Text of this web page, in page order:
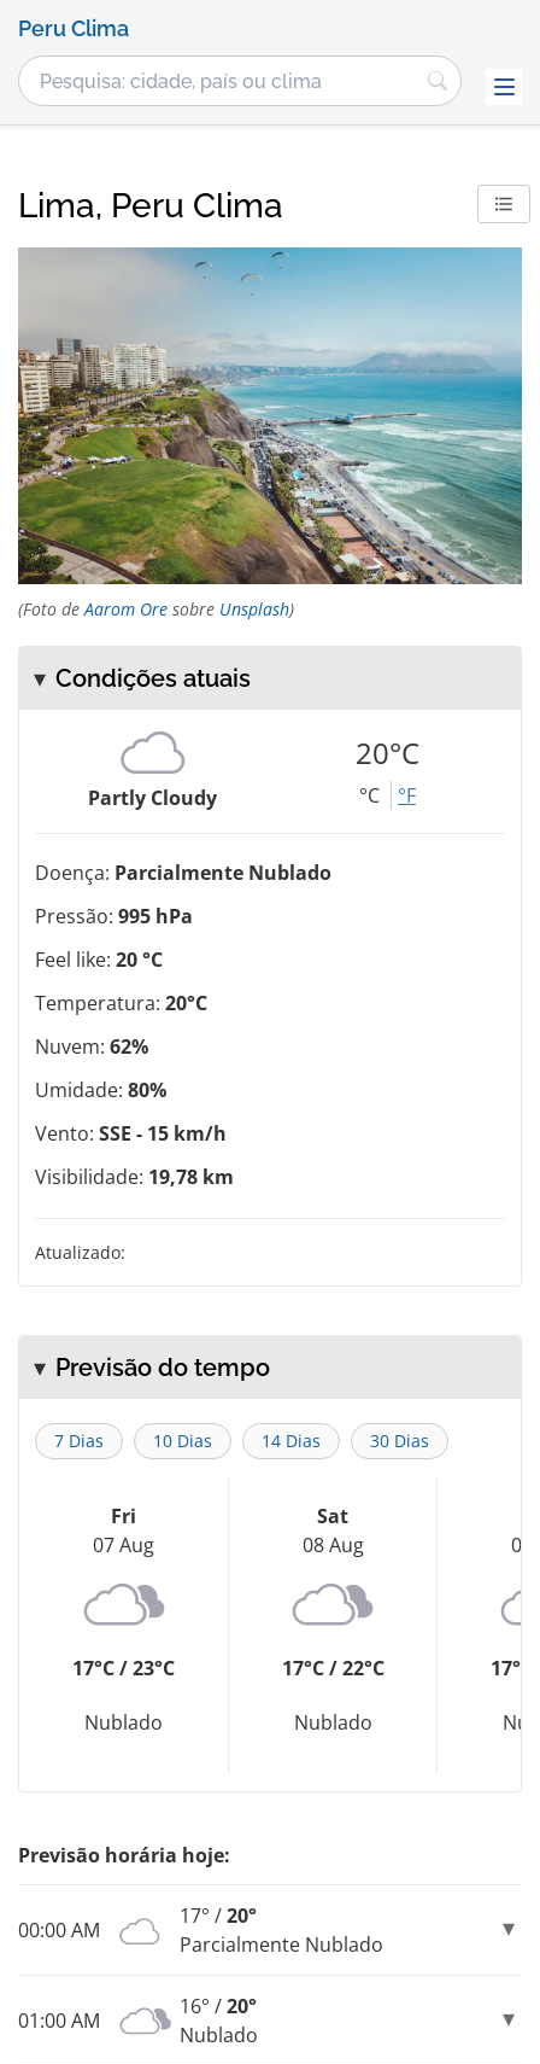
Peru Clima
Lima, Peru Clima
(Foto de Aarom Ore sobre Unsplash)
Condições atuais
Partly Cloudy
20°C
°C °F
Doença: Parcialmente Nublado
Pressão: 995 hPa
Feel like: 20 °C
Temperatura: 20°C
Nuvem: 62%
Umidade: 80%
Vento: SSE - 15 km/h
Visibilidade: 19,78 km
Atualizado:
Previsão do tempo
7 Dias 10 Dias 14 Dias 30 Dias
Fri
07 Aug
17°C / 23°C
Nublado
Sat
08 Aug
17°C / 22°C
Nublado
09
17°C
Previsão horária hoje:
00:00 AM
17° /20°
Parcialmente Nublado
01:00 AM
16° /20°
Nublado